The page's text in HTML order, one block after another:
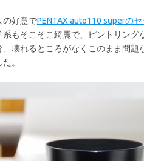
好意でPENTAX auto110 superの
もそこそこ綺麗で、ピントリング
壊れるところがなくこのまま問題
。